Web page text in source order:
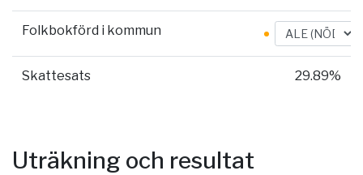
Folkbokförd i kommun
Skattesats 29.89%
Uträkning och resultat